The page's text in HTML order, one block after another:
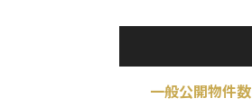
一般公開物件数